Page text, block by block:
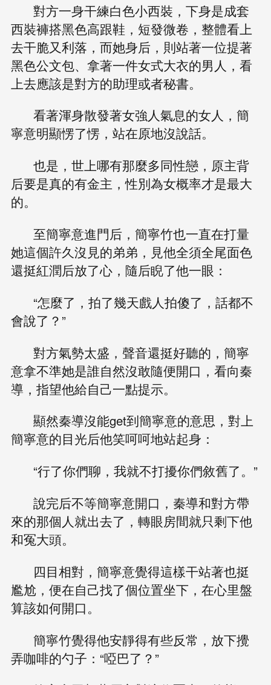
對方一身干練白色小西裝，下身是成套
西裝褲搭黑色高跟鞋，短發微卷，整體看上
去干脆又利落，而她身后，則站著一位提著
黑色公文包、拿著一件女式大衣的男人，看
上去應該是對方的助理或者秘書。
看著渾身散發著女強人氣息的女人，簡
寧意明顯愣了愣，站在原地沒說話。
也是，世上哪有那麼多同性戀，原主背
后要是真的有金主，性別為女概率才是最大
的。
至簡寧意進門后，簡寧竹也一直在打量
她這個許久沒見的弟弟，見他全須全尾面色
還挺紅潤后放了心，隨后睨了他一眼：
“怎麼了，拍了幾天戲人拍傻了，話都不
會說了？”
對方氣勢太盛，聲音還挺好聽的，簡寧
意拿不準她是誰自然沒敢隨便開口，看向秦
導，指望他給自己一點提示。
顯然秦導沒能get到簡寧意的意思，對上
簡寧意的目光后他笑呵呵地站起身：
“行了你們聊，我就不打擾你們敘舊了。”
說完后不等簡寧意開口，秦導和對方帶
來的那個人就出去了，轉眼房間就只剩下他
和冤大頭。
四目相對，簡寧意覺得這樣干站著也挺
尷尬，便在自己找了個位置坐下，在心里盤
算該如何開口。
簡寧竹覺得他安靜得有些反常，放下攪
弄咖啡的勺子：“啞巴了？”